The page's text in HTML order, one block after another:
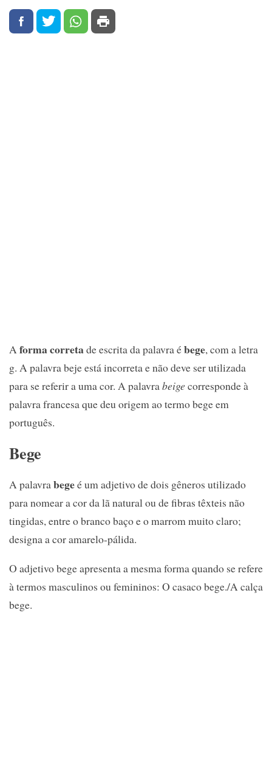
Aforma corretade escrita da palavra ébege, com a letra
g. A palavra beje está incorreta e não deve ser utilizada
para se referir a uma cor. A palavrabeigecorresponde à
palavra francesa que deu origem ao termo bege em
português.
Bege
A palavrabegeé um adjetivo de dois gêneros utilizado
para nomear a cor da lã natural ou de fibras têxteis não
tingidas, entre o branco baço e o marrom muito claro;
designa a cor amarelo-pálida.
O adjetivo bege apresenta a mesma forma quando se refere
à termos masculinos ou femininos: O casaco bege./A calça
bege.